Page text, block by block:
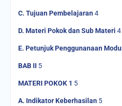
C. Tujuan Pembelajaran4
D. Materi Pokok dan Sub Materi 4
E. Petunjuk Penggunanaan Modul
BAB II 5
MATERI POKOK 1 5
A. Indikator Keberhasilan5